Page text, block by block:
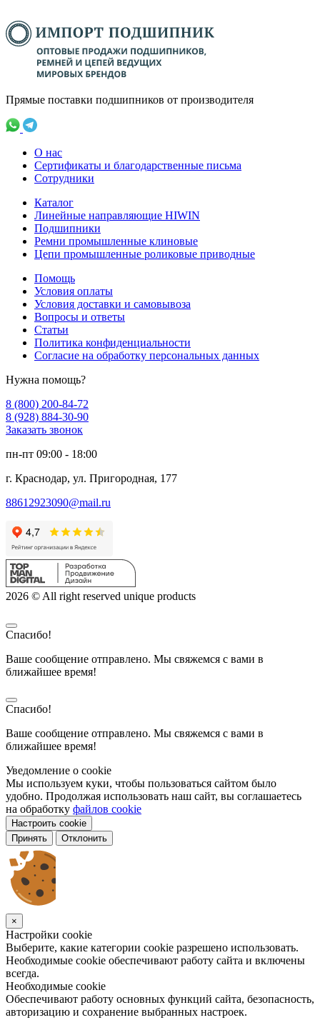
Прямые поставки подшипников от производителя
О нас
Сертификаты и благодарственные письма
Сотрудники
Каталог
Линейные направляющие HIWIN
Подшипники
Ремни промышленные клиновые
Цепи промышленные роликовые приводные
Помощь
Условия оплаты
Условия доставки и самовывоза
Вопросы и ответы
Статьи
Политика конфиденциальности
Согласие на обработку персональных данных
Нужна помощь?
8 (800) 200-84-72
8 (928) 884-30-90
Заказать звонок
пн-пт 09:00 - 18:00
г. Краснодар, ул. Пригородная, 177
88612923090@mail.ru
2026 © All right reserved unique products
Спасибо!
Ваше сообщение отправлено. Мы свяжемся с вами в
ближайшее время!
Спасибо!
Ваше сообщение отправлено. Мы свяжемся с вами в
ближайшее время!
Уведомление о cookie
Мы используем куки, чтобы пользоваться сайтом было
удобно. Продолжая использовать наш сайт, вы соглашаетесь
на обработку файлов cookie
Настроить cookie
Принять
Отклонить
×
Настройки cookie
Выберите, какие категории cookie разрешено использовать.
Необходимые cookie обеспечивают работу сайта и включены
всегда.
Необходимые cookie
Обеспечивают работу основных функций сайта, безопасность,
авторизацию и сохранение выбранных настроек.